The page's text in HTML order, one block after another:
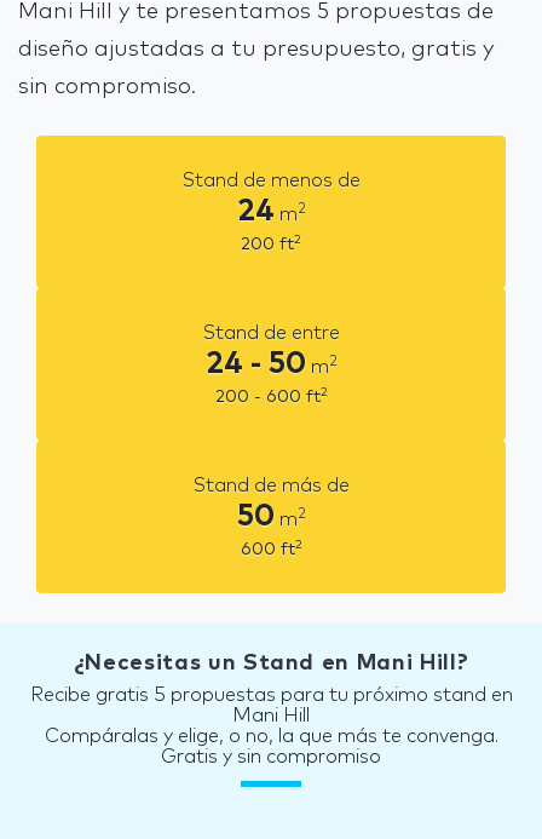
Mani Hill y te presentamos 5 propuestas de
diseño ajustadas a tu presupuesto, gratis y
sin compromiso.
Stand de menos de
24 m2
200 ft2
Stand de entre
24 - 50 m2
200 - 600 ft2
Stand de más de
50 m2
600 ft2
¿Necesitas un Stand en Mani Hill?
Recibe gratis 5 propuestas para tu próximo stand en
Mani Hill
Compáralas y elige, o no, la que más te convenga.
Gratis y sin compromiso